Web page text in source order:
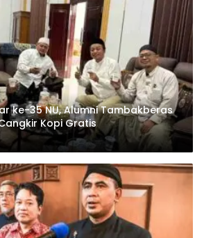
ke-35 NU, Alumni Tambakberas
Kopi Gratis